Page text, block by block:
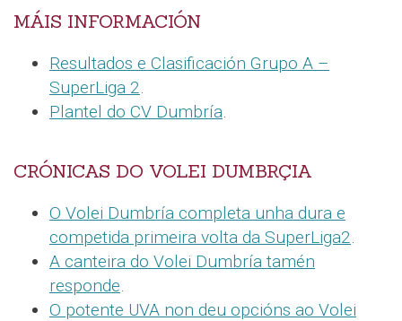
MÁIS INFORMACIÓN
Resultados e Clasificación Grupo A –
SuperLiga 2.
Plantel do CV Dumbría.
CRÓNICAS DO VOLEI DUMBRÇIA
O Volei Dumbría completa unha dura e
competida primeira volta da SuperLiga2.
A canteira do Volei Dumbría tamén
responde.
O potente UVA non deu opcións ao Volei